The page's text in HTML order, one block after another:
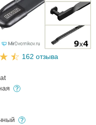
162 отзыва